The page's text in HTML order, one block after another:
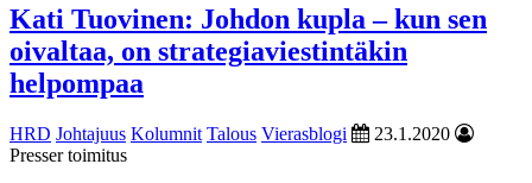
Kati Tuovinen: Johdon kupla – kun sen
oivaltaa, on strategiaviestintäkin
helpompaa
HRD Johtajuus Kolumnit Talous Vierasblogi
23.1.2020
Presser toimitus